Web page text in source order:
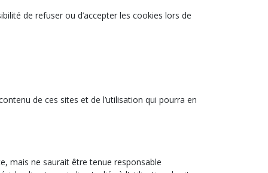
de refuser ou d’accepter les cookies lors de
de ces sites et de l’utilisation qui pourra en
mais ne saurait être tenue responsable